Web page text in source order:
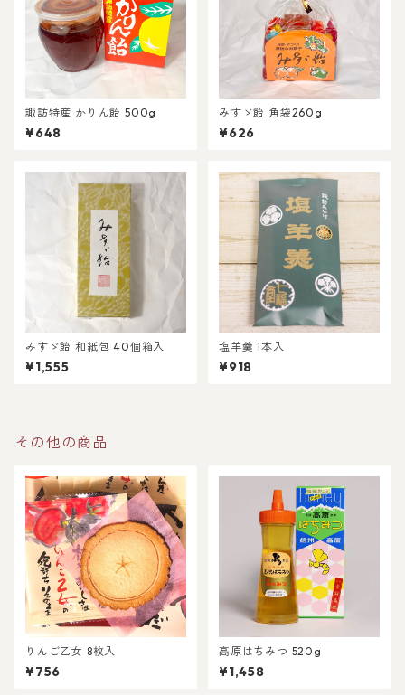
諏訪特産 かりん飴 500g
¥648
みすゞ飴 角袋260g
¥626
みすゞ飴 和紙包 40個箱入
¥1,555
塩羊羹 1本入
¥918
その他の商品
りんご乙女 8枚入
¥756
高原はちみつ 520g
¥1,458